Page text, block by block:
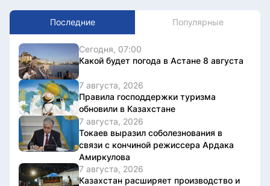
Последние Популярные
Сегодня, 07:00
Какой будет погода в Астане 8 августа
7 августа, 2026
Правила господдержки туризма
обновили в Казахстане
7 августа, 2026
Токаев выразил соболезнования в
связи с кончиной режиссера Ардака
Амиркулова
7 августа, 2026
Казахстан расширяет производство и